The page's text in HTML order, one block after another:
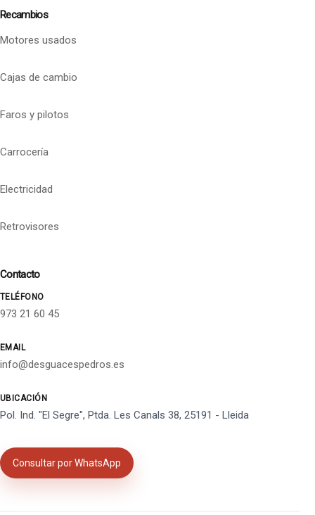
Recambios
Motores usados
Cajas de cambio
Faros y pilotos
Carrocería
Electricidad
Retrovisores
Contacto
TELÉFONO
973 21 60 45
EMAIL
info@desguacespedros.es
UBICACIÓN
Pol. Ind. "El Segre", Ptda. Les Canals 38, 25191 - Lleida
Consultar por WhatsApp